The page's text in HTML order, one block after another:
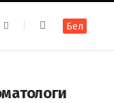
t
a
m
Бел